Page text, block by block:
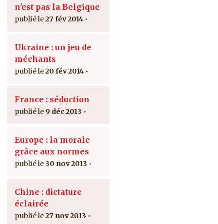
n'est pas la Belgique
27 fév 2014
Ukraine : un jeu de
méchants
20 fév 2014
France : séduction
9 déc 2013
Europe : la morale
grâce aux normes
30 nov 2013
Chine : dictature
éclairée
27 nov 2013